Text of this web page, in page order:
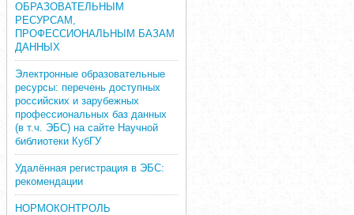
ОБРАЗОВАТЕЛЬНЫМ
РЕСУРСАМ,
ПРОФЕССИОНАЛЬНЫМ БАЗАМ
ДАННЫХ
Электронные образовательные
ресурсы: перечень доступных
российских и зарубежных
профессиональных баз данных
(в т.ч. ЭБС) на сайте Научной
библиотеки КубГУ
Удалённая регистрация в ЭБС:
рекомендации
НОРМОКОНТРОЛЬ